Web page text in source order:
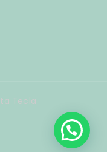
Tecla